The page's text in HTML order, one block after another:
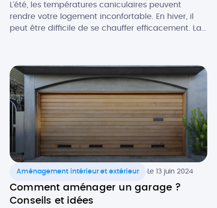
L’été, les températures caniculaires peuvent
rendre votre logement inconfortable. En hiver, il
peut être difficile de se chauffer efficacement. La
faut savoir sur la clim’ réversible, ou pompe à
chaleur air/air : comment elle […]
Aménagement intérieur et extérieur Le 13 juin 2024
Comment aménager un garage ?
Conseils et idées